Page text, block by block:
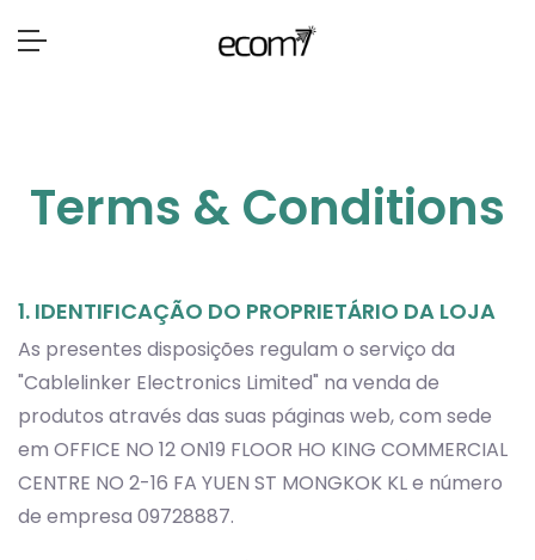
Terms & Conditions
1. IDENTIFICAÇÃO DO PROPRIETÁRIO DA LOJA
As presentes disposições regulam o serviço da
"Cablelinker Electronics Limited" na venda de
produtos através das suas páginas web, com sede
em OFFICE NO 12 ON19 FLOOR HO KING COMMERCIAL
CENTRE NO 2-16 FA YUEN ST MONGKOK KL e número
de empresa 09728887.